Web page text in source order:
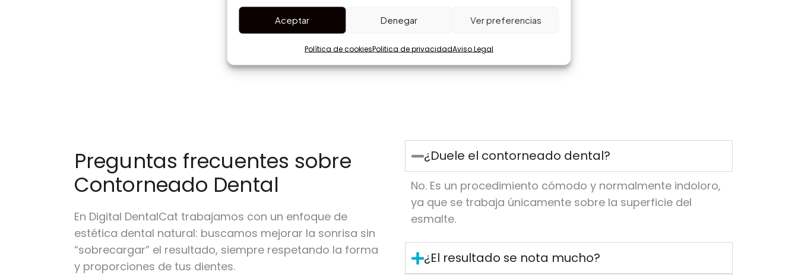
Aceptar Denegar Ver preferencias
Política de cookiesPolitica de privacidadAviso Legal
Preguntas frecuentes sobre
Contorneado Dental
En Digital DentalCat trabajamos con un enfoque de
estética dental natural: buscamos mejorar la sonrisa sin
“sobrecargar” el resultado, siempre respetando la forma
y proporciones de tus dientes.
¿Duele el contorneado dental?
No. Es un procedimiento cómodo y normalmente indoloro,
ya que se trabaja únicamente sobre la superficie del
esmalte.
¿El resultado se nota mucho?